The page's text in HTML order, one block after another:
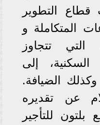
التطوير
المتكاملة و
التي تتجاوز
إلى
وكذلك الضيافة.
عن تقديره
بلتون للتأجير